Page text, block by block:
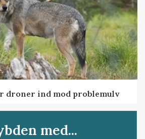
droner ind mod problemulv
med...